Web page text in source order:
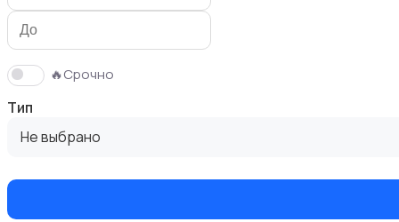
Кровати и матрасы
🔥Срочно
Тип
Не выбрано